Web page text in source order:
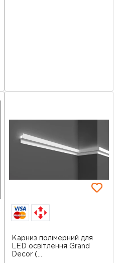
Карниз полімерний для
LED освітлення Grand
Decor (...